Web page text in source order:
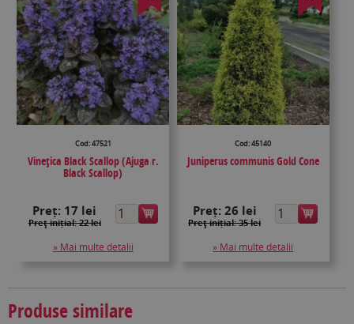
Cod: 47521
Vinețica Black Scallop (Ajuga r.
Black Scallop)
Preț: 17 lei
Preţ inițial: 22 lei
» Mai multe detalii
Cod: 45140
Juniperus communis Gold Cone
Preț: 26 lei
Preţ inițial: 35 lei
» Mai multe detalii
Produse similare